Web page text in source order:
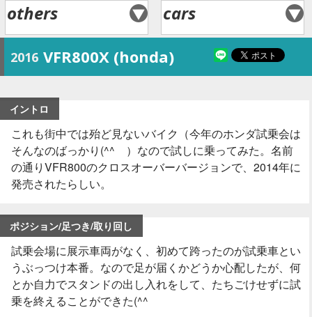
others
cars
2016 VFR800X (honda)
イントロ
これも街中では殆ど見ないバイク（今年のホンダ試乗会は
そんなのばっかり(^^ゞ）なので試しに乗ってみた。名前
の通りVFR800のクロスオーバーバージョンで、2014年に
発売されたらしい。
ポジション/足つき/取り回し
試乗会場に展示車両がなく、初めて跨ったのが試乗車とい
うぶっつけ本番。なので足が届くかどうか心配したが、何
とか自力でスタンドの出し入れをして、たちごけせずに試
乗を終えることができた(^^ゞ